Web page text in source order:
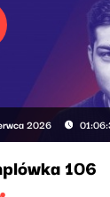
2026
106